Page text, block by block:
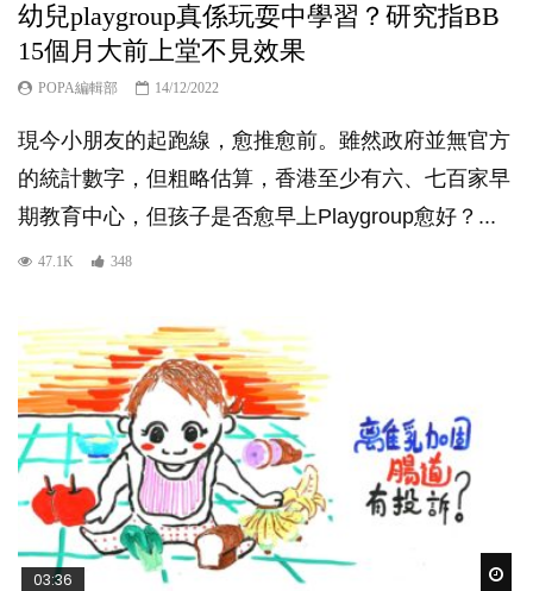
幼兒playgroup真係玩耍中學習？研究指BB
15個月大前上堂不見效果
POPA編輯部 14/12/2022
現今小朋友的起跑線，愈推愈前。雖然政府並無官方
的統計數字，但粗略估算，香港至少有六、七百家早
期教育中心，但孩子是否愈早上Playgroup愈好？...
47.1K 348
03:36